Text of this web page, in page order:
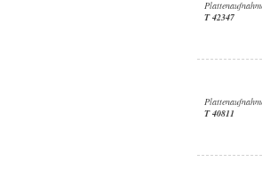
T 42347
T 40811